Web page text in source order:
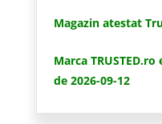
Magazin atestat
Marca
de 2026-09-12